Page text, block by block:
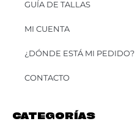
GUÍA DE TALLAS
MI CUENTA
¿DÓNDE ESTÁ MI PEDIDO?
CONTACTO
CATEGORÍAS